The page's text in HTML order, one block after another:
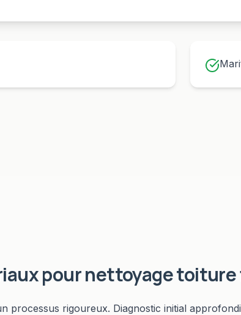
pournettoyage toiture
processus rigoureux. Diagnostic initial